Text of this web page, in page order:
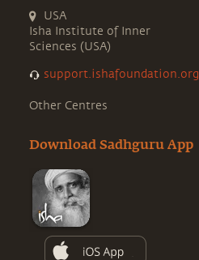
USA
Isha Institute of Inner
Sciences (USA)
support.ishafoundation.org
Other Centres
Download Sadhguru App